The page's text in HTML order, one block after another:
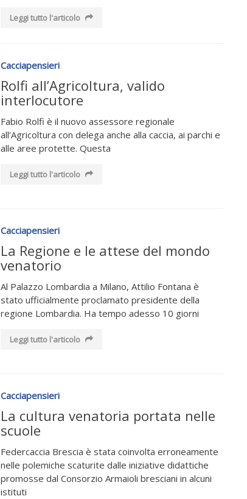
Leggi tutto l'articolo
Cacciapensieri
Rolfi all’Agricoltura, valido
interlocutore
Fabio Rolfi è il nuovo assessore regionale
all’Agricoltura con delega anche alla caccia, ai parchi e
alle aree protette. Questa
Leggi tutto l'articolo
Cacciapensieri
La Regione e le attese del mondo
venatorio
Al Palazzo Lombardia a Milano, Attilio Fontana è
stato ufficialmente proclamato presidente della
regione Lombardia. Ha tempo adesso 10 giorni
Leggi tutto l'articolo
Cacciapensieri
La cultura venatoria portata nelle
scuole
Federcaccia Brescia è stata coinvolta erroneamente
nelle polemiche scaturite dalle iniziative didattiche
promosse dal Consorzio Armaioli bresciani in alcuni
istituti